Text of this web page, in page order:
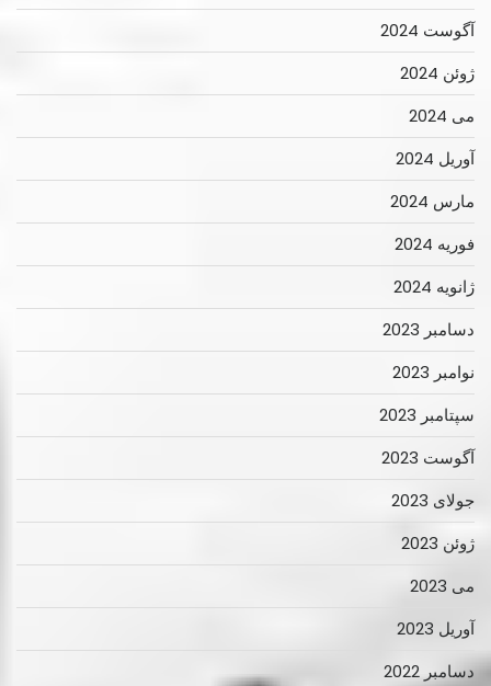
آگوست 2024
ژوئن 2024
می 2024
آوریل 2024
مارس 2024
فوریه 2024
ژانویه 2024
دسامبر 2023
نوامبر 2023
سپتامبر 2023
آگوست 2023
جولای 2023
ژوئن 2023
می 2023
آوریل 2023
دسامبر 2022